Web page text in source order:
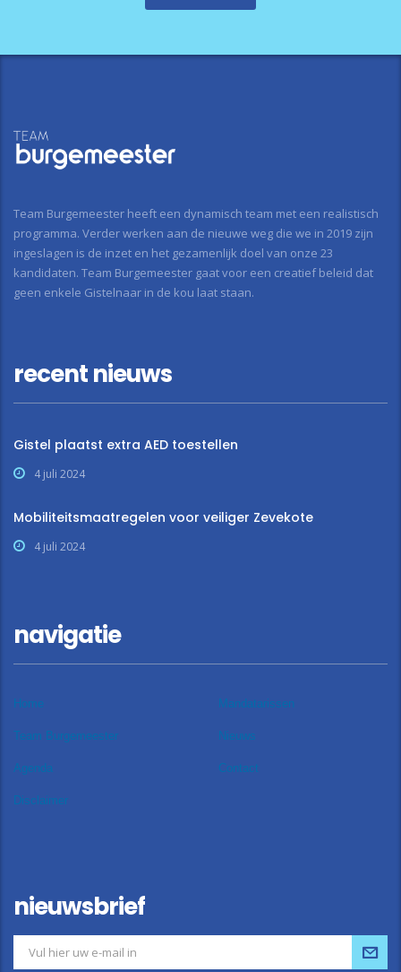
Team Burgemeester heeft een dynamisch team met een realistisch
programma. Verder werken aan de nieuwe weg die we in 2019 zijn
ingeslagen is de inzet en het gezamenlijk doel van onze 23
kandidaten. Team Burgemeester gaat voor een creatief beleid dat
geen enkele Gistelnaar in de kou laat staan.
recent nieuws
Gistel plaatst extra AED toestellen
4 juli 2024
Mobiliteitsmaatregelen voor veiliger Zevekote
4 juli 2024
navigatie
Home Mandatarissen
Team Burgemeester Nieuws
Agenda Contact
Disclaimer
nieuwsbrief